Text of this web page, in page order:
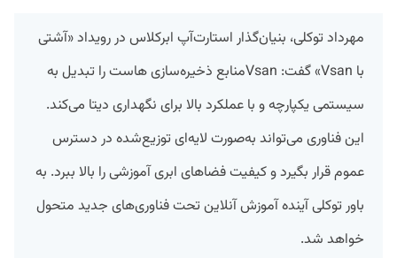
مهرداد توکلی، بنیان‌گذار استارت‌آپ ابرکلاس در رویداد «آشتی
با Vsan» گفت: Vsanمنابع ذخیره‌سازی هاست را تبدیل به
سیستمی یکپارچه و با عملکرد بالا برای نگهداری دیتا می‌کند.
این فناوری می‌تواند به‌صورت لایه‌ای توزیع‌شده در دسترس
عموم قرار بگیرد و کیفیت فضاهای ابری آموزشی را بالا ببرد. به
باور توکلی آینده آموزش آنلاین تحت فناوری‌های جدید متحول
خواهد شد.